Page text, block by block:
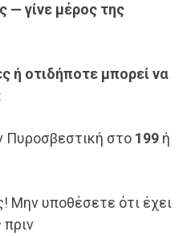
γίνε μέρος της
ή οτιδήποτε μπορεί να
στο 199 ή
υποθέσετε ότι έχει
πριν